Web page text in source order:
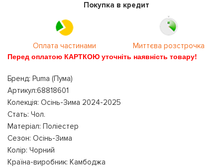
Покупка в кредит
Оплата частинами Миттєва розстрочка
Перед оплатою КАРТКОЮ уточніть наявність товару!
Бренд: Puma (Пума)
Артикул:68818601
Колекція: Осінь-Зима 2024-2025
Стать: Чол.
Матеріал: Поліестер
Сезон: Осінь-Зима
Колір: Чорний
Країна-виробник: Камбоджа